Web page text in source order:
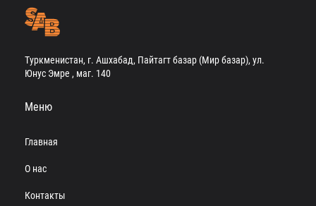
Туркменистан, г. Ашхабад, Пайтагт базар (Мир базар), ул.
Юнус Эмре , маг. 140
Меню
Главная
О нас
Контакты